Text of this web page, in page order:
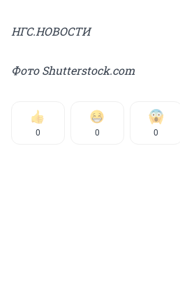
НГС.НОВОСТИ
Фото Shutterstock.com
0 0 0